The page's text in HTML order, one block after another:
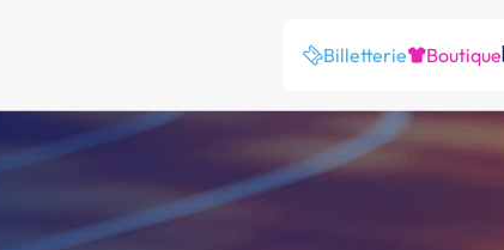
Billetterie Boutique